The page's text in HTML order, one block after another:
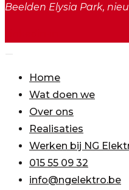
Beelden Elysia Park,
Home
Wat doen we
Over ons
Realisaties
Werken bij NG
015 55 09 32
info@ngelektro.be